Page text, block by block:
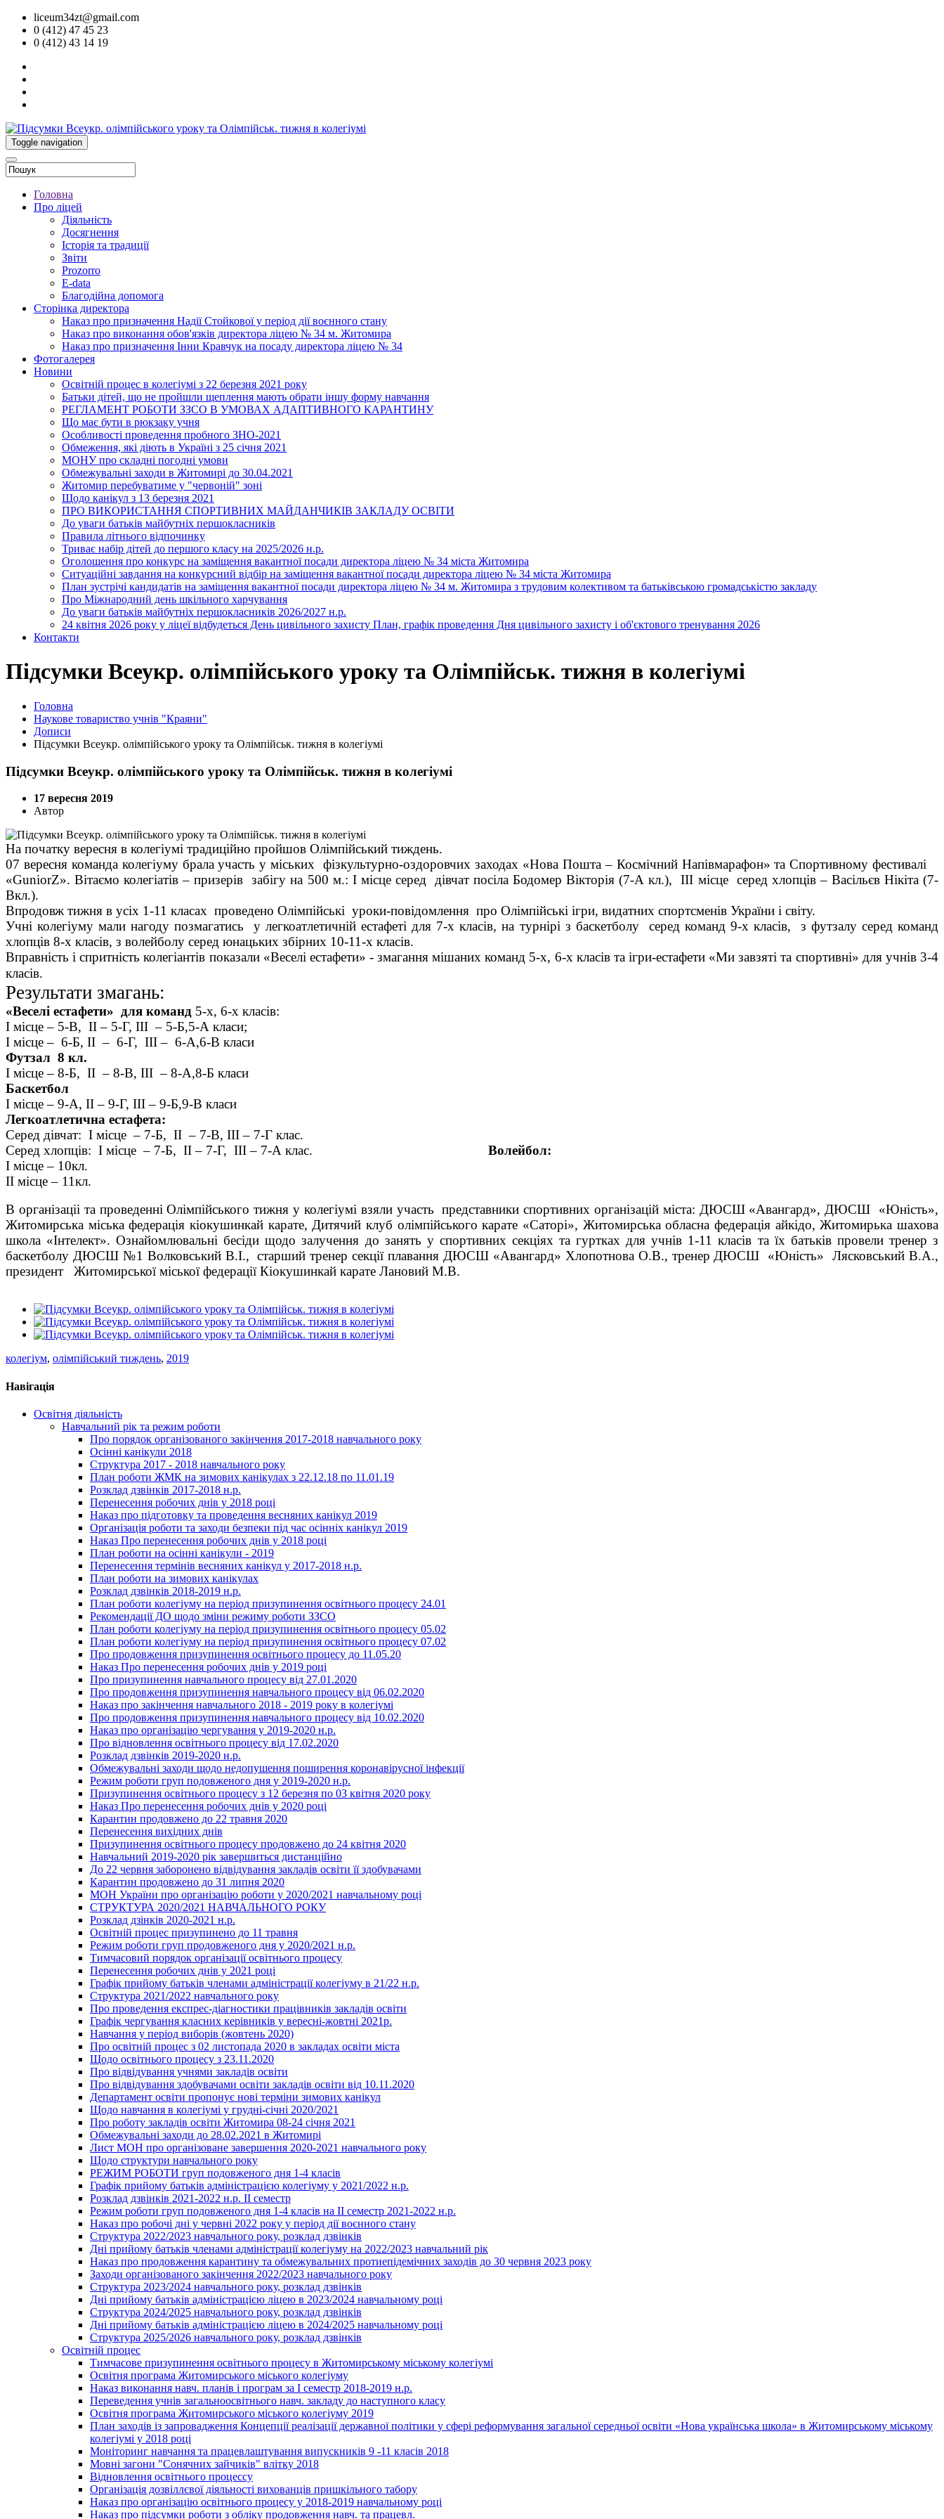
liceum34zt@gmail.com
0 (412) 47 45 23
0 (412) 43 14 19
Toggle navigation
Головна
Про ліцей
Діяльність
Досягнення
Історія та традиції
Звіти
Prozorro
E-data
Благодійна допомога
Сторінка директора
Наказ про призначення Надії Стойкової у період дії воєнного стану
Наказ про виконання обов'язків директора ліцею № 34 м. Житомира
Наказ про призначення Інни Кравчук на посаду директора ліцею № 34
Фотогалерея
Новини
Освітній процес в колегіумі з 22 березня 2021 року
Батьки дітей, що не пройшли щеплення мають обрати іншу форму навчання
РЕГЛАМЕНТ РОБОТИ ЗЗСО В УМОВАХ АДАПТИВНОГО КАРАНТИНУ
Що має бути в рюкзаку учня
Особливості проведення пробного ЗНО-2021
Обмеження, які діють в Україні з 25 січня 2021
МОНУ про складні погодні умови
Обмежувальні заходи в Житомирі до 30.04.2021
Житомир перебуватиме у "червоній" зоні
Щодо канікул з 13 березня 2021
ПРО ВИКОРИСТАННЯ СПОРТИВНИХ МАЙДАНЧИКІВ ЗАКЛАДУ ОСВІТИ
До уваги батьків майбутніх першокласників
Правила літнього відпочинку
Триває набір дітей до першого класу на 2025/2026 н.р.
Оголошення про конкурс на заміщення вакантної посади директора ліцею № 34 міста Житомира
Ситуаційні завдання на конкурсний відбір на заміщення вакантної посади директора ліцею № 34 міста Житомира
План зустрічі кандидатів на заміщення вакантної посади директора ліцею № 34 м. Житомира з трудовим колективом та батьківською громадськістю закладу
Про Міжнародний день шкільного харчування
До уваги батьків майбутніх першокласників 2026/2027 н.р.
24 квітня 2026 року у ліцеї відбудеться День цивільного захисту План, графік проведення Дня цивільного захисту і об'єктового тренування 2026
Контакти
Підсумки Всеукр. олімпійського уроку та Олімпійськ. тижня в колегіумі
Головна
Наукове товариство учнів "Краяни"
Дописи
Підсумки Всеукр. олімпійського уроку та Олімпійськ. тижня в колегіумі
Підсумки Всеукр. олімпійського уроку та Олімпійськ. тижня в колегіумі
17 вересня 2019
Автор
На початку вересня в колегіумі традиційно пройшов Олімпійський тиждень.
07 вересня команда колегіуму брала участь у міськихфізкультурно-оздоровчих заходах «Нова Пошта – Космічний Напівмарафон» та Спортивному фестивалі
«GuniorZ». Вітаємо колегіатів – призерів забігу на 500 м.: І місце серед дівчат посіла Бодомер Вікторія (7-А кл.), ІІІ місце серед хлопців – Васільєв Нікіта (7-
Вкл.).
Впродовж тижня в усіх 1-11 класах проведено Олімпійські уроки-повідомлення про Олімпійські ігри, видатних спортсменів України і світу.
Учні колегіуму мали нагоду позмагатись
у легкоатлетичній естафеті для 7-х класів, на турнірі з баскетболу серед команд 9-х класів, з футзалу серед команд
хлопців 8-х класів, з волейболу серед юнацьких збірних 10-11-х класів.
Вправність і спритність колегіантів показали «Веселі естафети» - змагання мішаних команд 5-х, 6-х класів та ігри-естафети «Ми завзяті та спортивні» для учнів 3-4
класів.
Результати змагань:
«Веселі естафети» для команд 5-х, 6-х класів:
І місце – 5-В, ІІ – 5-Г, ІІІ – 5-Б,5-А класи;
І місце – 6-Б, ІІ – 6-Г, ІІІ – 6-А,6-В класи
Футзал 8 кл.
І місце – 8-Б, ІІ – 8-В, ІІІ – 8-А,8-Б класи
Баскетбол
І місце – 9-А, ІІ – 9-Г, ІІІ – 9-Б,9-В класи
Легкоатлетична естафета:
Серед дівчат: І місце – 7-Б, ІІ – 7-В, ІІІ – 7-Г клас.
Серед хлопців: І місце – 7-Б, ІІ – 7-Г, ІІІ – 7-А клас. Волейбол:
І місце – 10кл.
ІІ місце – 11кл.
В організаціі та проведенні Олімпійського тижня у колегіумі взяли участь представники спортивних організацій міста: ДЮСШ «Авангард», ДЮСШ «Юність»,
Житомирська міська федерація кіокушинкай карате, Дитячий клуб олімпійського карате «Саторі», Житомирська обласна федерація айкідо, Житомирька шахова
школа «Інтелект». Ознайомлювальні бесіди щодо залучення до занять у спортивних секціях та гуртках для учнів 1-11 класів та їх батьків провели тренер з
баскетболу ДЮСШ №1 Волковський В.І., старший тренер секції плавання ДЮСШ «Авангард» Хлопотнова О.В., тренер ДЮСШ «Юність» Лясковський В.А.,
президент Житомирської міської федерації Кіокушинкай карате Лановий М.В.
колегіум, олімпійський тиждень, 2019
Навігація
Освітня діяльність
Навчальний рік та режим роботи
Про порядок організованого закінчення 2017-2018 навчального року
Осінні канікули 2018
Структура 2017 - 2018 навчального року
План роботи ЖМК на зимових канікулах з 22.12.18 по 11.01.19
Розклад дзвінків 2017-2018 н.р.
Перенесення робочих днів у 2018 році
Наказ про підготовку та проведення весняних канікул 2019
Організація роботи та заходи безпеки під час осінніх канікул 2019
Наказ Про перенесення робочих днів у 2018 році
План роботи на осінні канікули - 2019
Перенесення термінів весняних канікул у 2017-2018 н.р.
План роботи на зимових канікулах
Розклад дзвінків 2018-2019 н.р.
План роботи колегіуму на період призупинення освітнього процесу 24.01
Рекомендації ДО щодо зміни режиму роботи ЗЗСО
План роботи колегіуму на період призупинення освітнього процесу 05.02
План роботи колегіуму на період призупинення освітнього процесу 07.02
Про продовження призупинення освітнього процесу до 11.05.20
Наказ Про перенесення робочих днів у 2019 році
Про призупинення навчального процесу від 27.01.2020
Про продовження призупинення навчального процесу від 06.02.2020
Наказ про закінчення навчального 2018 - 2019 року в колегіумі
Про продовження призупинення навчального процесу від 10.02.2020
Наказ про організацію чергування у 2019-2020 н.р.
Про відновлення освітнього процесу від 17.02.2020
Розклад дзвінків 2019-2020 н.р.
Обмежувальні заходи щодо недопушення поширення коронавірусної інфекції
Режим роботи груп подовженого дня у 2019-2020 н.р.
Призупинення освітнього процесу з 12 березня по 03 квітня 2020 року
Наказ Про перенесення робочих днів у 2020 році
Карантин продовжено до 22 травня 2020
Перенесення вихідних днів
Призупинення освітнього процесу продовжено до 24 квітня 2020
Навчальний 2019-2020 рік завершиться дистанційно
До 22 червня заборонено відвідування закладів освіти її здобувачами
Карантин продовжено до 31 липня 2020
МОН України про організацію роботи у 2020/2021 навчальному році
СТРУКТУРА 2020/2021 НАВЧАЛЬНОГО РОКУ
Розклад дзінків 2020-2021 н.р.
Освітній процес призупинено до 11 травня
Режим роботи груп продовженого дня у 2020/2021 н.р.
Тимчасовий порядок організації освітнього процесу
Перенесення робочих днів у 2021 році
Графік прийому батьків членами адміністрації колегіуму в 21/22 н.р.
Структура 2021/2022 навчального року
Про проведення експрес-діагностики працівників закладів освіти
Графік чергування класних керівників у вересні-жовтні 2021р.
Навчання у період виборів (жовтень 2020)
Про освітній процес з 02 листопада 2020 в закладах освіти міста
Щодо освітнього процесу з 23.11.2020
Про відвідування учнями закладів освіти
Про відвідування здобувачами освіти закладів освіти від 10.11.2020
Департамент освіти пропонує нові терміни зимових канікул
Щодо навчання в колегіумі у грудні-січні 2020/2021
Про роботу закладів освіти Житомира 08-24 січня 2021
Обмежувальні заходи до 28.02.2021 в Житомирі
Лист МОН про організоване завершення 2020-2021 навчального року
Щодо структури навчального року
РЕЖИМ РОБОТИ груп подовженого дня 1-4 класів
Графік прийому батьків адміністрацією колегіуму у 2021/2022 н.р.
Розклад дзвінків 2021-2022 н.р. ІІ семестр
Режим роботи груп подовженого дня 1-4 класів на ІІ семестр 2021-2022 н.р.
Наказ про робочі дні у червні 2022 року у період дії воєнного стану
Структура 2022/2023 навчального року, розклад дзвінків
Дні прийому батьків членами адміністрації колегіуму на 2022/2023 навчальний рік
Наказ про продовження карантину та обмежувальних протиепідемічних заходів до 30 червня 2023 року
Заходи організованого закінчення 2022/2023 навчального року
Структура 2023/2024 навчального року, розклад дзвінків
Дні прийому батьків адміністрацією ліцею в 2023/2024 навчальному році
Структура 2024/2025 навчального року, розклад дзвінків
Дні прийому батьків адміністрацією ліцею в 2024/2025 навчальному році
Структура 2025/2026 навчального року, розклад дзвінків
Освітній процес
Тимчасове призупинення освітнього процесу в Житомирському міському колегіумі
Освітня програма Житомирського міського колегіуму
Наказ виконання навч. планів і програм за І семестр 2018-2019 н.р.
Переведення учнів загальноосвітнього навч. закладу до наступного класу
Освітня програма Житомирського міського колегіуму 2019
План заходів із запровадження Концепції реалізації державної політики у сфері реформування загальної середньої освіти «Нова українська школа» в Житомирському міському
колегіумі у 2018 році
Моніторинг навчання та працевлаштування випускників 9 -11 класів 2018
Мовні загони "Сонячних зайчиків" влітку 2018
Відновлення освітнього процессу
Організація дозвіллєвої діяльності вихованців пришкільного табору
Наказ про організацію освітнього процесу у 2018-2019 навчальному році
Наказ про підсумки роботи з обліку продовження навч. та працевл.